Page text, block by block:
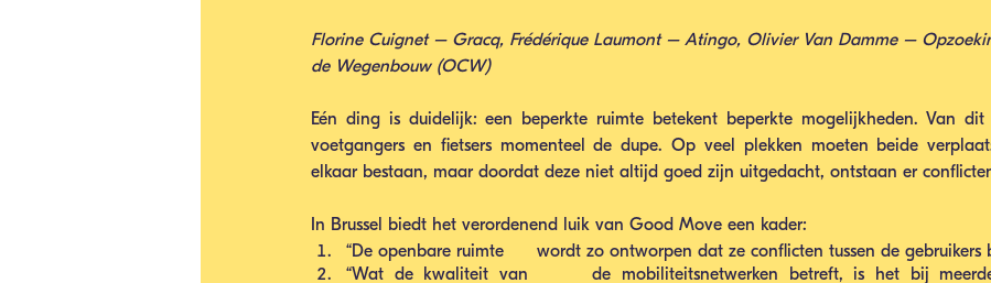
Florine Cuignet – Gracq, Frédérique Laumont – Atingo, Olivier Van Damme –
de Wegenbouw (OCW)
Eén ding is duidelijk: een beperkte ruimte betekent beperkte mogelijkheden. Van dit
voetgangers en fietsers momenteel de dupe. Op veel plekken moeten beide
elkaar bestaan, maar doordat deze niet altijd goed zijn uitgedacht, ontstaan er
In Brussel biedt het verordenend luik van Good Move een kader:
“De openbare ruimte      wordt zo ontworpen dat ze conflicten tussen de gebruikers
“Wat de kwaliteit van      de mobiliteitsnetwerken betreft, is het bij